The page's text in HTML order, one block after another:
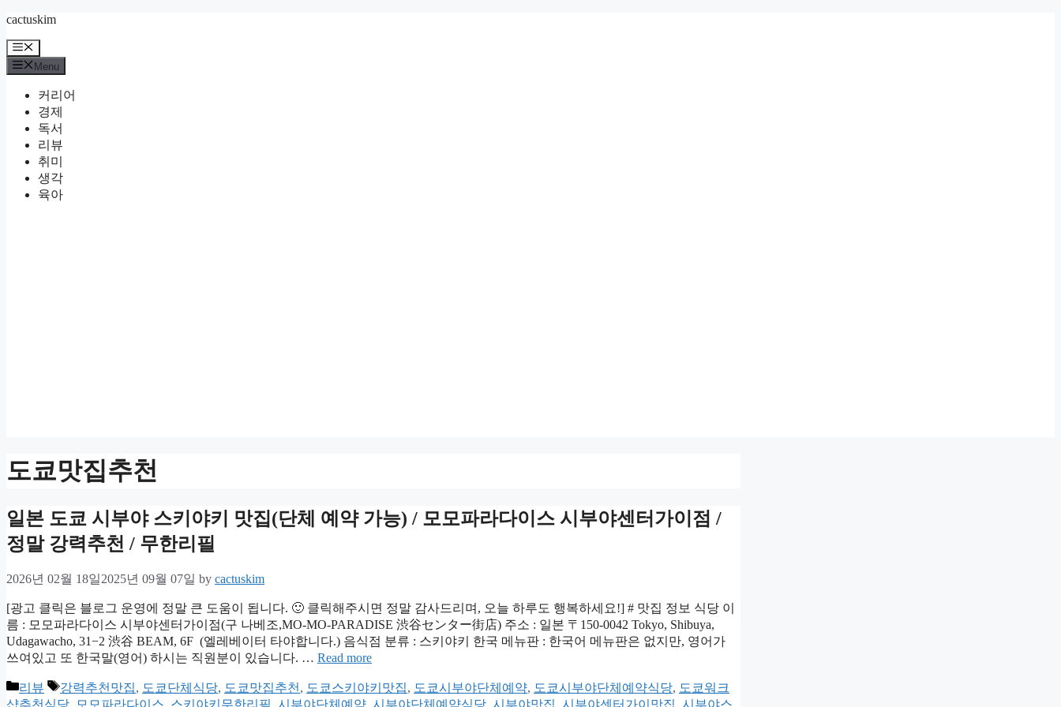
Skip
content
cactuskim
Menu
Menu
커리어
경제
독서
리뷰
취미
생각
육아
도쿄맛집추천
일본 도쿄 시부야 스키야키 맛집(단체 예약 가능) / 모모파라다이스 시부야센터가이점 /
정말 강력추천 / 무한리필
2026년 02월 18일2025년 09월 07일 by cactuskim
[광고 클릭은 블로그 운영에 정말 큰 도움이 됩니다. 🙂 클릭해주시면 정말 감사드리며, 오늘 하루도 행복하세요!] # 맛집 정보 식당 이
름 : 모모파라다이스 시부야센터가이점(구 나베조,MO-MO-PARADISE 渋谷センター街店) 주소 : 일본 〒150-0042 Tokyo, Shibuya,
Udagawacho, 31−2 渋谷 BEAM, 6F (엘레베이터 타야합니다.) 음식점 분류 : 스키야키 한국 메뉴판 : 한국어 메뉴판은 없지만, 영어가
쓰여있고 또 한국말(영어) 하시는 직원분이 있습니다. … Read more
Categories
리뷰 Tags
강력추천맛집, 도쿄단체식당, 도쿄맛집추천, 도쿄스키야키맛집, 도쿄시부야단체예약, 도쿄시부야단체예약식당, 도쿄워크